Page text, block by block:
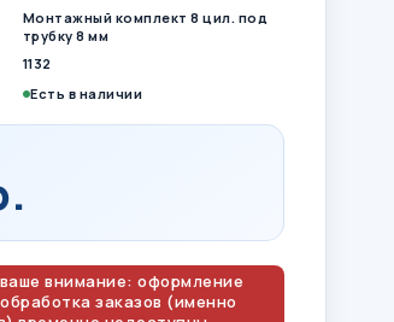
Монтажный комплект 8 цил. под
трубку 8 мм
1132
Есть в наличии
внимание: оформление
заказов (именно